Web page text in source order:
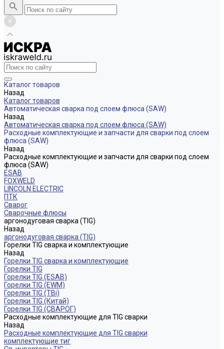
Каталог товаров
Назад
Каталог товаров
Автоматическая сварка под слоем флюса (SAW)
Назад
Автоматическая сварка под слоем флюса (SAW)
Расходные комплектующие и запчасти для сварки под слоем
флюса (SAW)
Назад
Расходные комплектующие и запчасти для сварки под слоем
флюса (SAW)
ESAB
FOXWELD
LINCOLN ELECTRIC
ПТК
Сварог
Сварочные флюсы
аргонодуговая сварка (TIG)
Назад
аргонодуговая сварка (TIG)
Горелки TIG сварка и комплектующие
Назад
Горелки TIG сварка и комплектующие
Горелки TIG
Горелки TIG (ESAB)
Горелки TIG (EWM)
Горелки TIG (TBi)
Горелки TIG (Китай)
Горелки TIG (СВАРОГ)
Расходные комплектующие для TIG сварки
Назад
Расходные комплектующие для TIG сварки
комплектующие тиг